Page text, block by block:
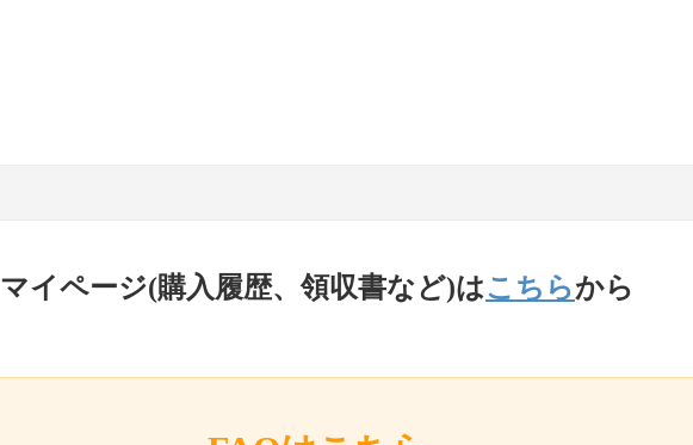
マイページ(購入履歴、領収書など)はこちらから